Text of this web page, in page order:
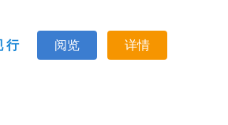
行 阅览 详情